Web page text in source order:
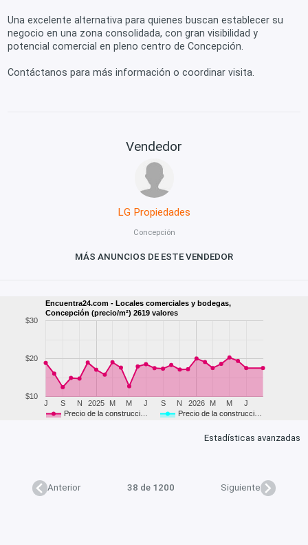
Una excelente alternativa para quienes buscan establecer su
negocio en una zona consolidada, con gran visibilidad y
potencial comercial en pleno centro de Concepción.
Contáctanos para más información o coordinar visita.
Vendedor
LG Propiedades
Concepción
MÁS ANUNCIOS DE ESTE VENDEDOR
Encuentra24.com - Locales comerciales y bodegas,
Concepción (precio/m²) 2619 valores
Precio de la construcci… Precio de la construcci…
2025 2026
J S N M M J S N M M J
$10
$20
$30
Estadísticas avanzadas
Anterior 38 de 1200 Siguiente